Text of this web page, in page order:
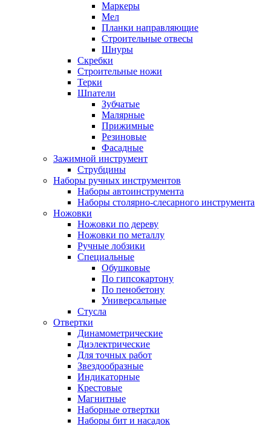
Маркеры
Мел
Планки направляющие
Строительные отвесы
Шнуры
Скребки
Строительные ножи
Терки
Шпатели
Зубчатые
Малярные
Прижимные
Резиновые
Фасадные
Зажимной инструмент
Струбцины
Наборы ручных инструментов
Наборы автоинструмента
Наборы столярно-слесарного инструмента
Ножовки
Ножовки по дереву
Ножовки по металлу
Ручные лобзики
Специальные
Обушковые
По гипсокартону
По пенобетону
Универсальные
Стусла
Отвертки
Динамометрические
Диэлектрические
Для точных работ
Звездообразные
Индикаторные
Крестовые
Магнитные
Наборные отвертки
Наборы бит и насадок